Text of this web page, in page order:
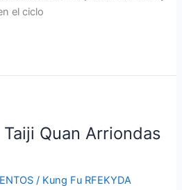
el ciclo
Quan Arriondas
/ Kung Fu RFEKYDA